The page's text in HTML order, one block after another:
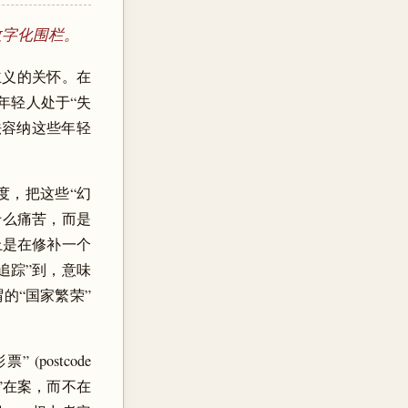
化围栏。
的关怀。在
轻人处于“失
纳这些年轻
，把这些“幻
痛苦，而是
在修补一个
踪”到，意味
“国家繁荣”
” (postcode
案，而不在